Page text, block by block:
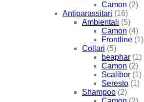
Camon (2)
Antiparassitari (16)
Ambientali (5)
Camon (4)
Frontline (1)
Collari (5)
beaphar (1)
Camon (2)
Scalibor (1)
Seresto (1)
Shampoo (2)